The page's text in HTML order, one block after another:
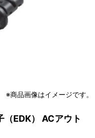
※商品画像はイメージです。
EDK） ACアウト